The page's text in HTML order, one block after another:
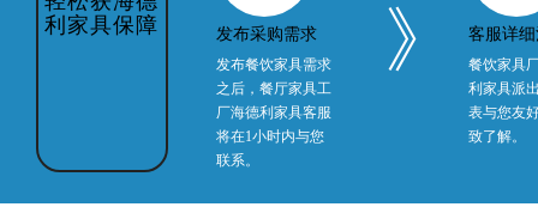
发布采购需求
发布餐饮家具需求
之后，餐厅家具工
厂海德利家具客服
将在1小时内与您
联系。
》 客服详
餐饮家具
利家具派
表与您友
致了解。